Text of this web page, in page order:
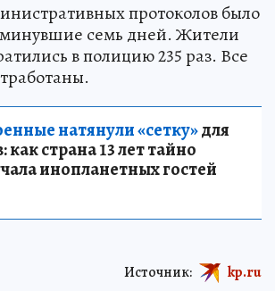
протоколов было
минувшие семь дней. Жители
в полицию 235 раз. Все
натянули «сетку»для
страна 13 лет тайно
инопланетных гостей
Источник: kp.ru